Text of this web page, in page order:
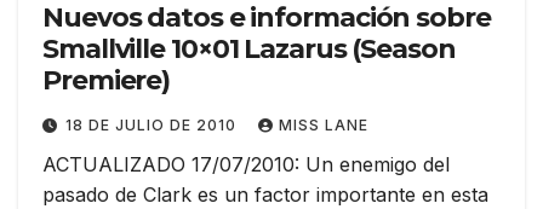
Nuevos datos e información sobre
Smallville 10×01 Lazarus (Season
Premiere)
18 DE JULIO DE 2010 MISS LANE
ACTUALIZADO 17/07/2010: Un enemigo del
pasado de Clark es un factor importante en esta